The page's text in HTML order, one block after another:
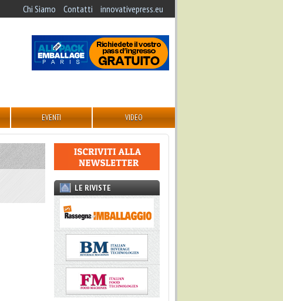
Chi Siamo Contatti innovativepress.eu
EVENTI VIDEO
LE RIVISTE